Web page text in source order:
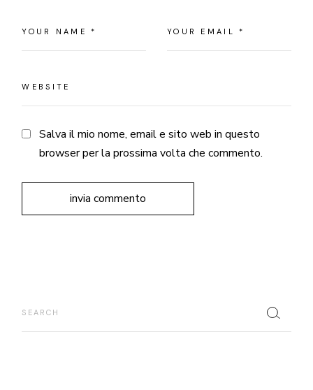
Salva il mio nome, email e sito web in questo
browser per la prossima volta che commento.
invia commento